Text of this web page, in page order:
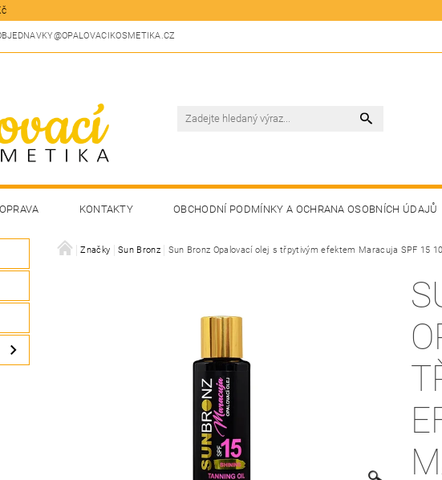
KONTAKTY OBCHODNÍ PODMÍNKY A OCHRANA OSOBNÍCH ÚDAJŮ
Značky Sun Bronz Sun Bronz Opalovací olej s třpytivým efektem Maracuja SPF 15